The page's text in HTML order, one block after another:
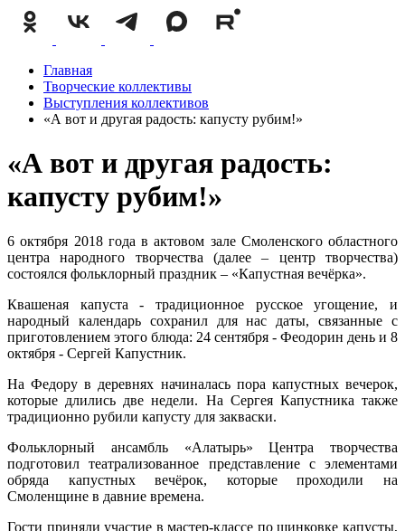
Главная
Творческие коллективы
Выступления коллективов
«А вот и другая радость: капусту рубим!»
«А вот и другая радость:
капусту рубим!»
6 октября 2018 года в актовом зале Смоленского областного
центра народного творчества (далее – центр творчества)
состоялся фольклорный праздник – «Капустная вечёрка».
Квашеная капуста - традиционное русское угощение, и
народный календарь сохранил для нас даты, связанные с
приготовлением этого блюда: 24 сентября - Феодорин день и 8
октября - Сергей Капустник.
На Федору в деревнях начиналась пора капустных вечерок,
которые длились две недели. На Сергея Капустника также
традиционно рубили капусту для закваски.
Фольклорный ансамбль «Алатырь» Центра творчества
подготовил театрализованное представление с элементами
обряда капустных вечёрок, которые проходили на
Смоленщине в давние времена.
Гости приняли участие в мастер-классе по шинковке капусты,